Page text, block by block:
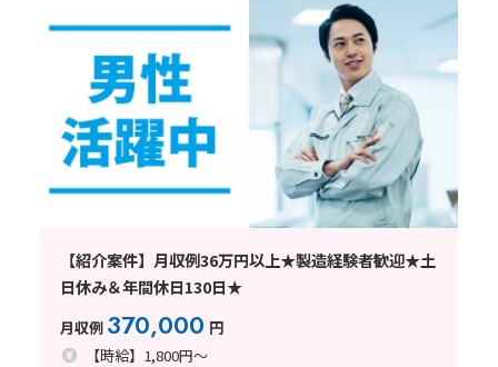
【紹介案件】月収例36万円以上★製造経験者歓迎★土
日休み＆年間休日130日★
月収例 370,000 円
【時給】1,800円～